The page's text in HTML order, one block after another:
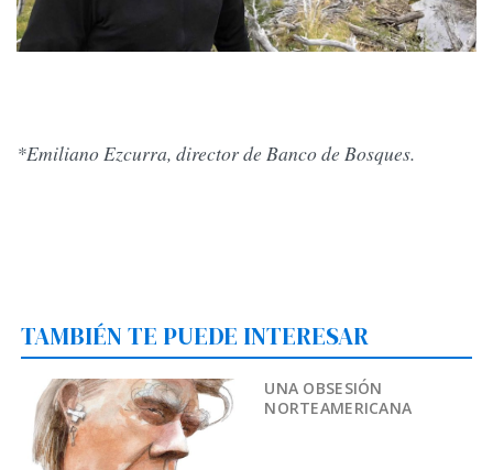
*Emiliano Ezcurra, director de Banco de Bosques.
TAMBIÉN TE PUEDE INTERESAR
UNA OBSESIÓN
NORTEAMERICANA